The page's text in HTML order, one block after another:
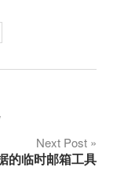
Next Post
的临时邮箱工具